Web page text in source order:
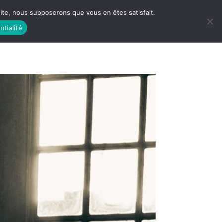
LIFE
nous supposerons que vous en êtes satisfait.